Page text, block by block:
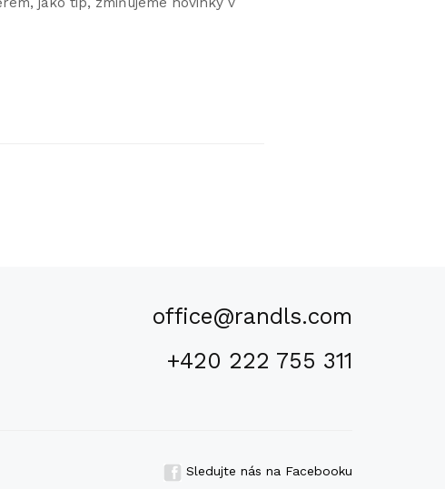
office@randls.com
+420 222 755 311
Sledujte nás na Facebooku